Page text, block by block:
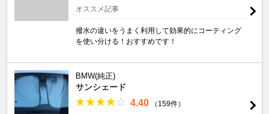
オススメ記事
撥水の違いをうまく利用して効果的にコーティング
を使い分ける！おすすめです！
BMW(純正)
サンシェード
4.40 （159件）